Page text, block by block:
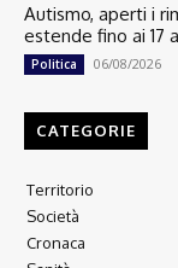
Autismo, aperti i
estende fino ai 17
Politica 06/08/2026
CATEGORIE
Territorio
Società
Cronaca